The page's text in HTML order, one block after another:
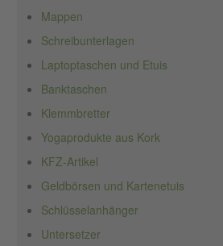
Mappen
Schreibunterlagen
Laptoptaschen und Etuis
Banktaschen
Klemmbretter
Yogaprodukte aus Kork
KFZ-Artikel
Geldbörsen und Kartenetuis
Schlüsselanhänger
Untersetzer